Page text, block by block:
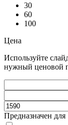
30
60
100
Цена
Используйте
нужный ценовой
Предназначен для